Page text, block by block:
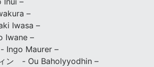
–
Iwasa –
Iwane –
Ingo Maurer –
ン - Ou Baholyyodhin –